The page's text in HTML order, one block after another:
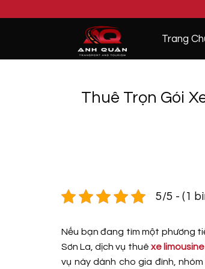
Trang
Thuê Trọn Gói
5/5 - (1
Nếu bạn đang tìm một phương
Sơn La, dịch vụ thuê xe limousine
vụ này dành cho gia đình,